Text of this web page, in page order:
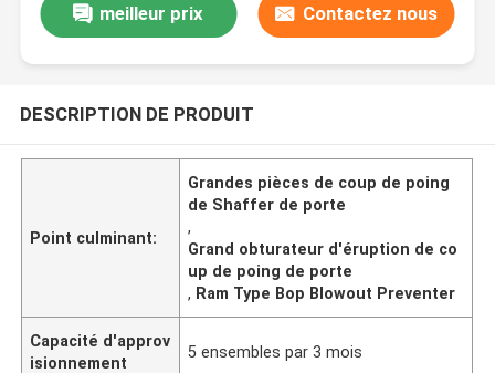
meilleur prix Contactez nous
DESCRIPTION DE PRODUIT
Point culminant:
Grandes pièces de coup de poing
de Shaffer de porte
,
Grand obturateur d'éruption de co
up de poing de porte
, Ram Type Bop Blowout Preventer
Capacité d'approv
isionnement
5 ensembles par 3 mois